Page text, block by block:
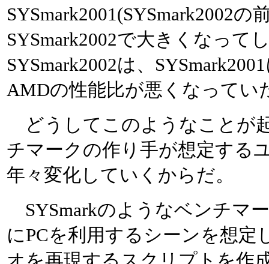
SYSmark2001(SYSmark2002
SYSmark2002で大きくなって
SYSmark2002は、
AMDの性能比が悪くなってい
どうしてこのようなことが
チマークの作り手が想定する
年々変化していくからだ。
SYSmarkのようなベンチマ
にPCを利用するシーンを想定